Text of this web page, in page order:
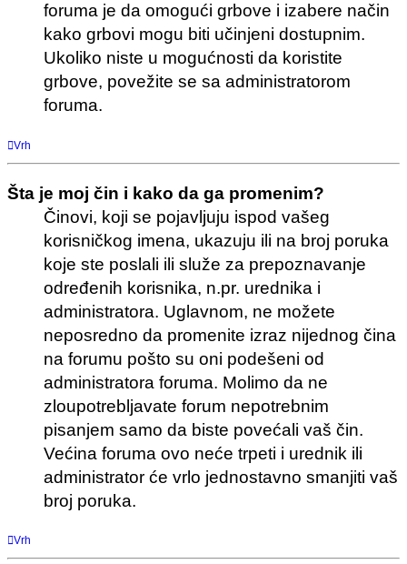
foruma je da omogući grbove i izabere način
kako grbovi mogu biti učinjeni dostupnim.
Ukoliko niste u mogućnosti da koristite
grbove, povežite se sa administratorom
foruma.
Vrh
Šta je moj čin i kako da ga promenim?
Činovi, koji se pojavljuju ispod vašeg
korisničkog imena, ukazuju ili na broj poruka
koje ste poslali ili služe za prepoznavanje
određenih korisnika, n.pr. urednika i
administratora. Uglavnom, ne možete
neposredno da promenite izraz nijednog čina
na forumu pošto su oni podešeni od
administratora foruma. Molimo da ne
zloupotrebljavate forum nepotrebnim
pisanjem samo da biste povećali vaš čin.
Većina foruma ovo neće trpeti i urednik ili
administrator će vrlo jednostavno smanjiti vaš
broj poruka.
Vrh